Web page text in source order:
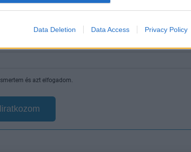
Data Deletion Data Access Privacy Policy
jön szembe GSO-n vagy a social médiában.
a legjobbakat,
és azt elfogadom.